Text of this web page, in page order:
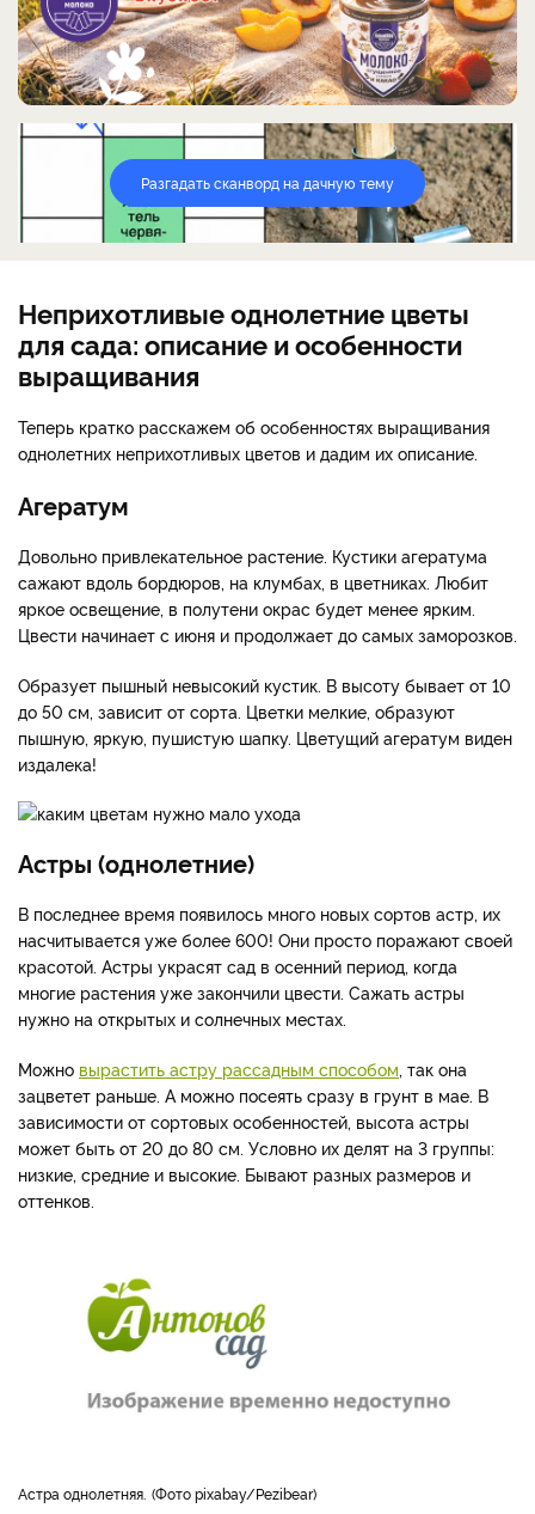
Разгадать сканворд на дачную тему
Неприхотливые однолетние цветы
для сада: описание и особенности
выращивания
Теперь кратко расскажем об особенностях выращивания
однолетних неприхотливых цветов и дадим их описание.
Агератум
Довольно привлекательное растение. Кустики агератума
сажают вдоль бордюров, на клумбах, в цветниках. Любит
яркое освещение, в полутени окрас будет менее ярким.
Цвести начинает с июня и продолжает до самых заморозков.
Образует пышный невысокий кустик. В высоту бывает от 10
до 50 см, зависит от сорта. Цветки мелкие, образуют
пышную, яркую, пушистую шапку. Цветущий агератум виден
издалека!
Астры (однолетние)
В последнее время появилось много новых сортов астр, их
насчитывается уже более 600! Они просто поражают своей
красотой. Астры украсят сад в осенний период, когда
многие растения уже закончили цвести. Сажать астры
нужно на открытых и солнечных местах.
Можно вырастить астру рассадным способом, так она
зацветет раньше. А можно посеять сразу в грунт в мае. В
зависимости от сортовых особенностей, высота астры
может быть от 20 до 80 см. Условно их делят на 3 группы:
низкие, средние и высокие. Бывают разных размеров и
оттенков.
Астра однолетняя. Фото pixabay/Pezibear